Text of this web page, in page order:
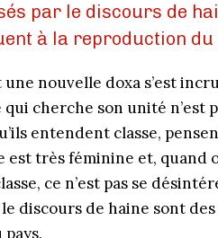
par le discours de
à la reproduction du
nouvelle doxa s’est
cherche son unité n’est
entendent classe,
est très féminine et, quand
ce n’est pas se
discours de haine sont